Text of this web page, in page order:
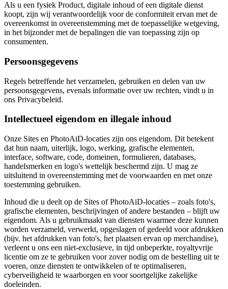
Als u een fysiek Product, digitale inhoud of een digitale dienst
koopt, zijn wij verantwoordelijk voor de conformiteit ervan met de
overeenkomst in overeenstemming met de toepasselijke wetgeving,
in het bijzonder met de bepalingen die van toepassing zijn op
consumenten.
Persoonsgegevens
Regels betreffende het verzamelen, gebruiken en delen van uw
persoonsgegevens, evenals informatie over uw rechten, vindt u in
ons Privacybeleid.
Intellectueel eigendom en illegale inhoud
Onze Sites en PhotoAiD-locaties zijn ons eigendom. Dit betekent
dat hun naam, uiterlijk, logo, werking, grafische elementen,
interface, software, code, domeinen, formulieren, databases,
handelsmerken en logo's wettelijk beschermd zijn. U mag ze
uitsluitend in overeenstemming met de voorwaarden en met onze
toestemming gebruiken.
Inhoud die u deelt op de Sites of PhotoAiD-locaties – zoals foto's,
grafische elementen, beschrijvingen of andere bestanden – blijft uw
eigendom. Als u gebruikmaakt van diensten waarmee deze kunnen
worden verzameld, verwerkt, opgeslagen of gedeeld voor afdrukken
(bijv. het afdrukken van foto's, het plaatsen ervan op merchandise),
verleent u ons een niet-exclusieve, in tijd onbeperkte, royaltyvrije
licentie om ze te gebruiken voor zover nodig om de bestelling uit te
voeren, onze diensten te ontwikkelen of te optimaliseren,
cyberveiligheid te waarborgen en voor soortgelijke zakelijke
doeleinden.